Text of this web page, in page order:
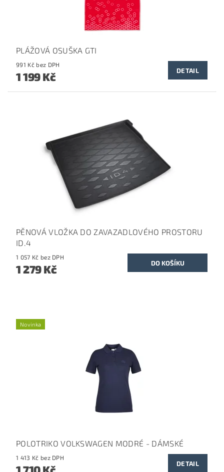
PLÁŽOVÁ OSUŠKA GTI
991 Kč bez DPH
1 199 Kč DETAIL
PĚNOVÁ VLOŽKA DO ZAVAZADLOVÉHO PROSTORU
ID.4
1 057 Kč bez DPH
1 279 Kč
Novinka
POLOTRIKO VOLKSWAGEN MODRÉ - DÁMSKÉ
1 413 Kč bez DPH
DETAIL